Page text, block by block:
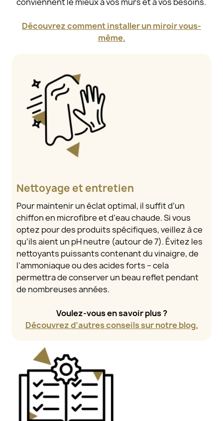
Découvrez comment installer un miroir vous-
même.
Nettoyage et entretien
Pour maintenir un éclat optimal, il suffit d’un
chiffon en microfibre et d’eau chaude. Si vous
optez pour des produits spécifiques, veillez à ce
qu’ils aient un pH neutre (autour de 7). Évitez les
nettoyants puissants contenant du vinaigre, de
l’ammoniaque ou des acides forts – cela
permettra de conserver un beau reflet pendant
de nombreuses années.
Voulez-vous en savoir plus ?
Découvrez d’autres conseils sur notre blog.